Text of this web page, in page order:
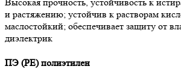
и растяжению; устойчив к растворам
маслостойкий; обеспечивает защиту от
диэлектрик
ПЭ (PE) полиэтилен